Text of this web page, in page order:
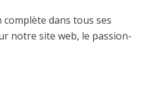
dans tous ses
notre site web, le passion-